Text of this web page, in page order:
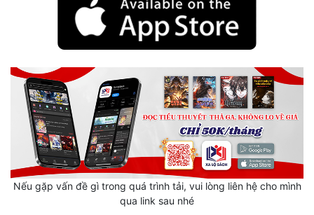
Mạt Thế
Mỹ Thực
Ngôn Tình
Ngược
Nếu gặp vấn đề gì trong quá trình tải, vui lòng liên hệ cho mình
qua link sau nhé